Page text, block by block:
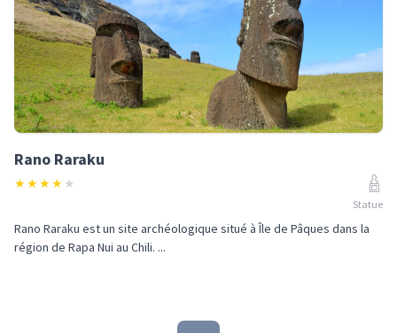
Rano Raraku
★★★★ ★
Statue
Rano Raraku est un site archéologique situé à Île de Pâques dans la
région de Rapa Nui au Chili. ...